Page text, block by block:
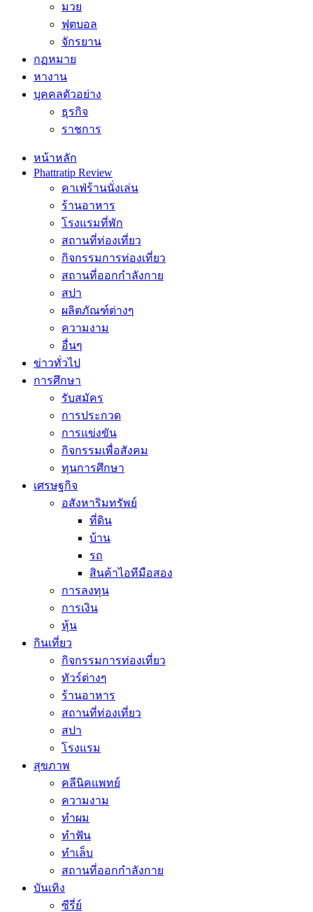
มวย
ฟุตบอล
จักรยาน
กฏหมาย
หางาน
บุคคลตัวอย่าง
ธุรกิจ
ราชการ
หน้าหลัก
Phattratip Review
คาเฟ่ร้านนั่งเล่น
ร้านอาหาร
โรงแรมที่พัก
สถานที่ท่องเที่ยว
กิจกรรมการท่องเที่ยว
สถานที่ออกกำลังกาย
สปา
ผลิตภัณฑ์ต่างๆ
ความงาม
อื่นๆ
ข่าวทั่วไป
การศึกษา
รับสมัคร
การประกวด
การแข่งขัน
กิจกรรมเพื่อสังคม
ทุนการศึกษา
เศรษฐกิจ
อสังหาริมทรัพย์
ที่ดิน
บ้าน
รถ
สินค้าไอทีมือสอง
การลงทุน
การเงิน
หุ้น
กินเที่ยว
กิจกรรมการท่องเที่ยว
ทัวร์ต่างๆ
ร้านอาหาร
สถานที่ท่องเที่ยว
สปา
โรงแรม
สุขภาพ
คลีนิคแพทย์
ความงาม
ทำผม
ทำฟัน
ทำเล็บ
สถานที่ออกกำลังกาย
บันเทิง
ซีรี่ย์